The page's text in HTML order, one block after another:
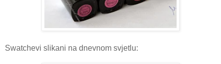
Swatchevi slikani na dnevnom svjetlu: